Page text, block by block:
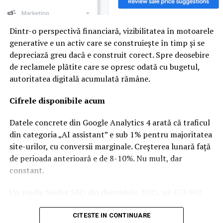
județene sau regionale de dezvoltare. Diaspora nu este o
problemă de administrat, ci o resursă strategică ce
trebuie valorificată. Românii de peste hotare pot deveni
investitori, mentori, promotori ai comunităților lor și
parteneri în dezvoltarea economică, educațională și
culturală.
Cred că luna august ar trebui recunoscută la nivel
național drept Luna Diasporei. În această perioadă pot fi
celebrate împreună Ziua Românilor de Pretutindeni,
Ziua Limbii Române și Ziua Românilor Migranți,
instituită de Biserica Ortodoxă Română în prima
duminică după Adormirea Maicii Domnului. Este și luna
în care cei mai mulți români din diaspora revin acasă. Nu
vorbim despre festivism, ci despre dialog, despre
viitorului țării”, a declaratMarius Bostan
Dintr-o perspectivă financiară, vizibilitatea în motoarele
generative e un activ care se construiește în timp și se
depreciază greu dacă e construit corect. Spre deosebire
de reclamele plătite care se opresc odată cu bugetul,
autoritatea digitală acumulată rămâne.
Cifrele disponibile acum
Datele concrete din Google Analytics 4 arată că traficul
din categoria „AI assistant” e sub 1% pentru majoritatea
site-urilor, cu conversii marginale. Creșterea lunară față
de perioada anterioară e de 8-10%. Nu mult, dar
constant.
paginile citate în AI Overviews nu erau în top 10
CITESTE IN CONTINUARE